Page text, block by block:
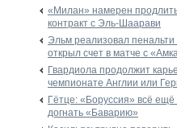
«Милан» намерен
контракт с Эль-Шаарави
Эльм реализовал пенальти
открыл счет в матче с
Гвардиола продолжит
чемпионате Англии или
Гётце: «Боруссия» всё
догнать «Баварию»